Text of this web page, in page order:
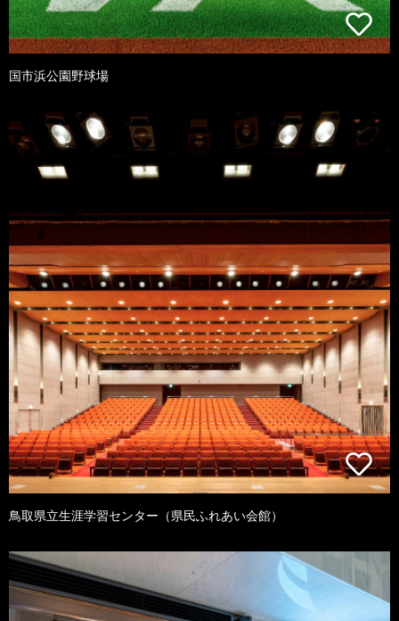
国市浜公園野球場
鳥取県立生涯学習センター（県民ふれあい会館）